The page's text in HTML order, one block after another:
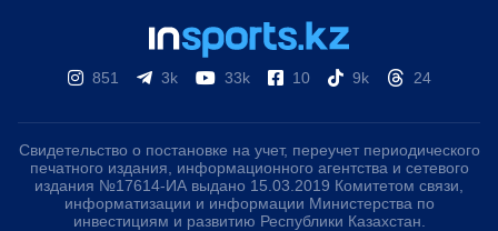
851 3k 33k 10 9k 24
Свидетельство о постановке на учет, переучет периодического
печатного издания, информационного агентства и сетевого
издания №17614-ИА выдано 15.03.2019 Комитетом связи,
информатизации и информации Министерства по
инвестициям и развитию Республики Казахстан.